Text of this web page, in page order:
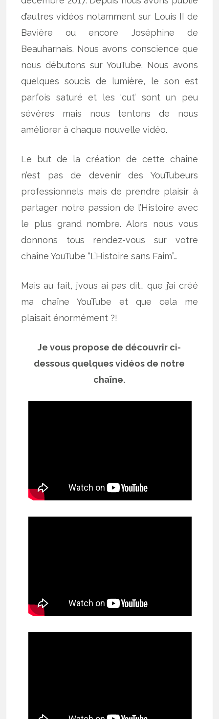
d’autres vidéos notamment sur Louis II de
Bavière ou encore Joséphine de
Beauharnais. Nous avons conscience que
nous débutons sur YouTube. Nous avons
quelques soucis de lumière, le son est
parfois saturé et les ‘cut’ sont un peu
sévères mais nous tentons de nous
améliorer à chaque nouvelle vidéo.
Le but de la création de cette chaîne
n’est pas de devenir des YouTubeurs
professionnels mais de prendre plaisir à
partager notre passion de l’Histoire avec
le plus grand nombre. Alors nous vous
donnons tous rendez-vous sur votre
chaîne YouTube “L’Histoire sans Faim”…
Mais au fait, j’vous ai pas dit… que j’ai créé
ma chaîne YouTube et que cela me
plaisait énormément ?!
Je vous propose de découvrir ci-
dessous quelques vidéos de notre
chaîne.